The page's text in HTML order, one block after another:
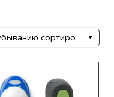
По убыванию сортировки